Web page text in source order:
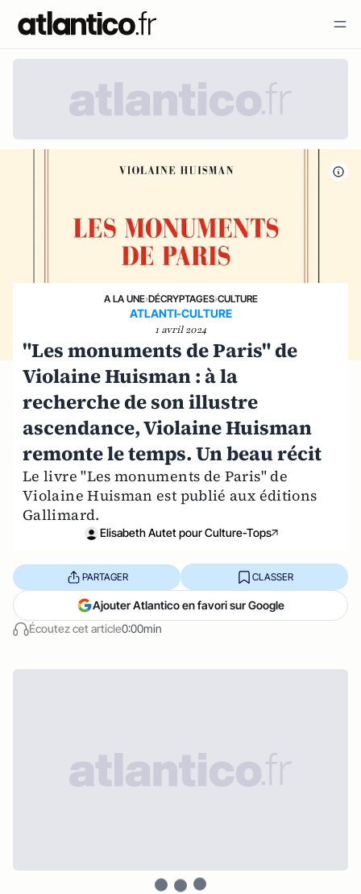
A LA UNE›DÉCRYPTAGES›CULTURE
ATLANTI-CULTURE
1 avril 2024
"Les monuments de Paris" de
Violaine Huisman : à la
recherche de son illustre
ascendance, Violaine Huisman
remonte le temps. Un beau récit
Le livre "Les monuments de Paris" de
Violaine Huisman est publié aux éditions
Gallimard.
Elisabeth Autet pour Culture-Tops
Écoutez cet article0:00min
PARTAGER CLASSER
Ajouter Atlantico en favori sur Google